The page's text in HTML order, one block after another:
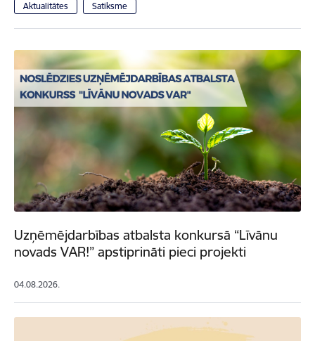
Aktualitātes Satiksme
Uzņēmējdarbības atbalsta konkursā “Līvānu
novads VAR!” apstiprināti pieci projekti
04.08.2026.